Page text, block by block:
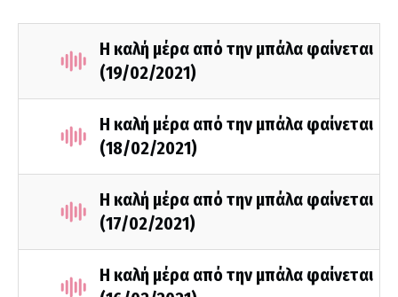
Η καλή μέρα από την μπάλα φαίνεται
(19/02/2021)
Η καλή μέρα από την μπάλα φαίνεται
(18/02/2021)
Η καλή μέρα από την μπάλα φαίνεται
(17/02/2021)
Η καλή μέρα από την μπάλα φαίνεται